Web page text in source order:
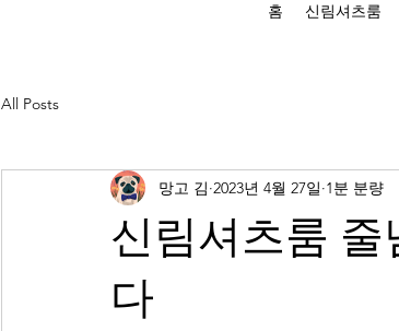
홈 신림셔츠룸
All Posts
신림셔츠룸 줄
다
망고 김 2023년 4월 27일 1분 분량